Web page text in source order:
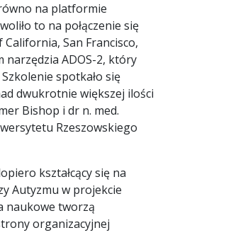
na platformie
to na połączenie się
San Francisco,
narzędzia ADOS-2, który
spotkało się
dwukrotnie większej ilości
Bishop i dr n. med.
Rzeszowskiego
kształcący się na
Autyzmu w projekcie
naukowe tworzą
organizacyjnej